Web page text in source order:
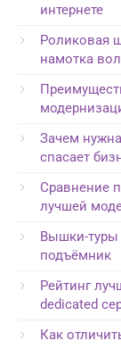
интернете
Роликовая
намотка
Зачем
спасает
Сравнение
лучшей
Вышки-туры
подъёмник
Рейтинг
dedicated
Как